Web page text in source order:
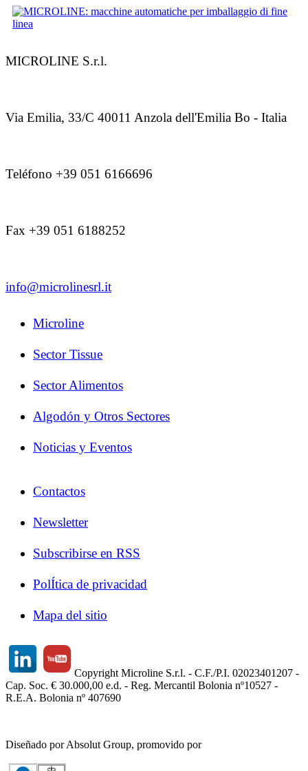
MICROLINE S.r.l.
Via Emilia, 33/C 40011 Anzola dell'Emilia Bo - Italia
Teléfono +39 051 6166696
Fax +39 051 6188252
info@microlinesrl.it
Microline
Sector Tissue
Sector Alimentos
Algodón y Otros Sectores
Noticias y Eventos
Contactos
Newsletter
Subscribirse en RSS
PolÍtica de privacidad
Mapa del sitio
Copyright Microline S.r.l. - C.F./P.I. 02023401207 -
Cap. Soc. € 30.000,00 e.d. - Reg. Mercantil Bolonia nº10527 -
R.E.A. Bolonia nº 407690
Diseñado por Absolut Group, promovido por